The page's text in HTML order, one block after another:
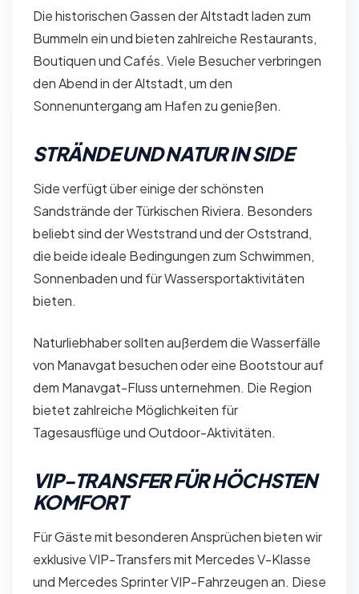
Die historischen Gassen der Altstadt laden zum
Bummeln ein und bieten zahlreiche Restaurants,
Boutiquen und Cafés. Viele Besucher verbringen
den Abend in der Altstadt, um den
Sonnenuntergang am Hafen zu genießen.
STRÄNDE UND NATUR IN SIDE
Side verfügt über einige der schönsten
Sandstrände der Türkischen Riviera. Besonders
beliebt sind der Weststrand und der Oststrand,
die beide ideale Bedingungen zum Schwimmen,
Sonnenbaden und für Wassersportaktivitäten
bieten.
Naturliebhaber sollten außerdem die Wasserfälle
von Manavgat besuchen oder eine Bootstour auf
dem Manavgat-Fluss unternehmen. Die Region
bietet zahlreiche Möglichkeiten für
Tagesausflüge und Outdoor-Aktivitäten.
VIP-TRANSFER FÜR HÖCHSTEN
KOMFORT
Für Gäste mit besonderen Ansprüchen bieten wir
exklusive VIP-Transfers mit Mercedes V-Klasse
und Mercedes Sprinter VIP-Fahrzeugen an. Diese